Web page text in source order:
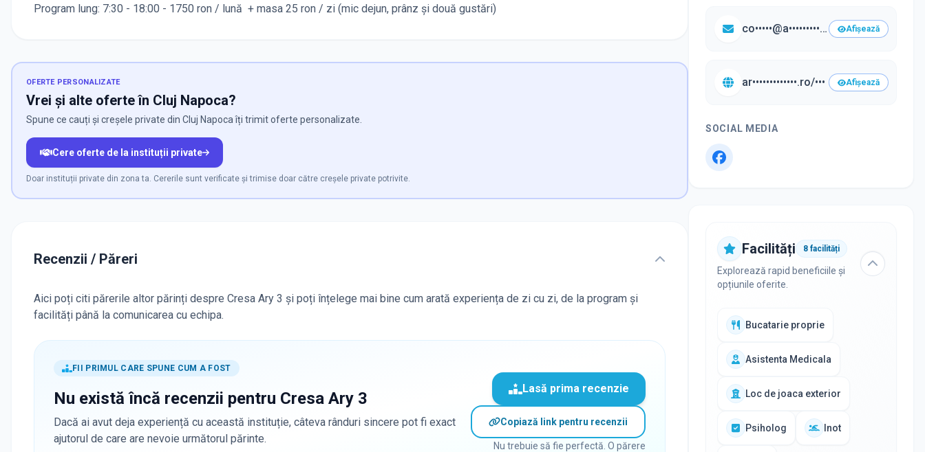
Program lung: 7:30 - 18:00 - 1750 ron / lună + masa 25 ron / zi (mic dejun, prânz și două gustări)
OFERTE PERSONALIZATE
Vrei și alte oferte în Cluj Napoca?
Spune ce cauți și creșele private din Cluj Napoca îți trimit oferte personalizate.
Cere oferte de la instituții private
Doar instituții private din zona ta. Cererile sunt verificate și trimise doar către creșele private potrivite.
Recenzii / Păreri
Aici poți citi părerile altor părinți despre Cresa Ary 3 și poți înțelege mai bine cum arată experiența de zi cu zi, de la program și
facilități până la comunicarea cu echipa.
FII PRIMUL CARE SPUNE CUM A FOST
Nu există încă recenzii pentru Cresa Ary 3
Dacă ai avut deja experiență cu această instituție, câteva rânduri sincere pot fi exact
ajutorul de care are nevoie următorul părinte.
Lasă prima recenzie
Copiază link pentru recenzii
Nu trebuie să fie perfectă. O părere
co•••••@a••••••••••••••.roAfișează
ar•••••••••••••.ro/••• Afișează
SOCIAL MEDIA
Facilități 8 facilități
Explorează rapid beneficiile și
opțiunile oferite.
Bucatarie proprie
Asistenta Medicala
Loc de joaca exterior
Psiholog Inot